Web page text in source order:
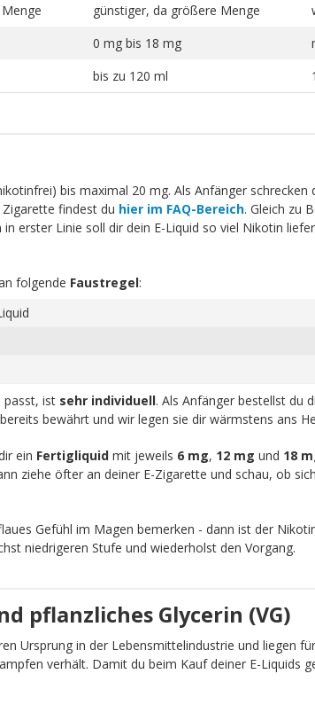
günstiger, da größere Menge
0 mg bis 18 mg
bis zu 120 ml
bis maximal 20 mg. Als Anfänger
findest du hier im FAQ-Bereich. Gleich zu
erster Linie soll dir dein E-Liquid so viel Nikotin
folgende Faustregel:
passt, ist sehr individuell. Als Anfänger bestellst du
bewährt und wir legen sie dir wärmstens ans
ein Fertigliquidmit jeweils 6 mg, 12 mg und 18
ziehe öfter an deiner E-Zigarette und schau, ob
Gefühl im Magen bemerken - dann ist der
niedrigeren Stufe und wiederholst den Vorgang.
pflanzliches Glycerin (VG)
Ursprung in der Lebensmittelindustrie und liegen
verhält. Damit du beim Kauf deiner E-Liquids